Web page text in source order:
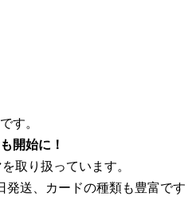
す。
開始に！
取り扱っています。
発送、カードの種類も豊富です